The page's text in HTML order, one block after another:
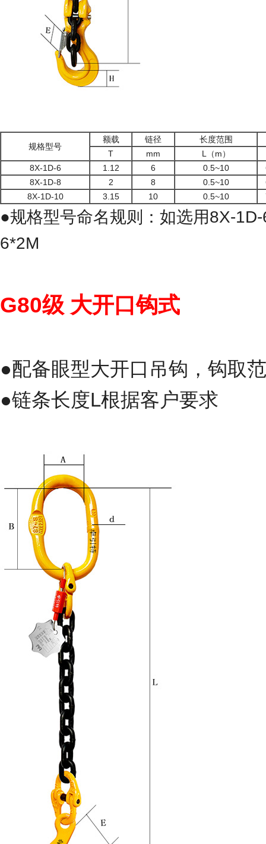
规格型号
额载 链径
长度范围
T
mm
L（m）
8X-1D-6
1.12 6 0.5~10
8X-1D-8
2 8 0.5~10
8X-1D-10
3.15 10 0.5~10
●规格型号命名规则：如选用8X-
6*2M
G80级 大开口钩式
●配备眼型大开口吊钩，钩取
●链条长度L根据客户要求